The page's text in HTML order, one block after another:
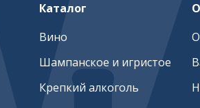
Каталог
Вино
Шампанское и игристое
Крепкий алкоголь